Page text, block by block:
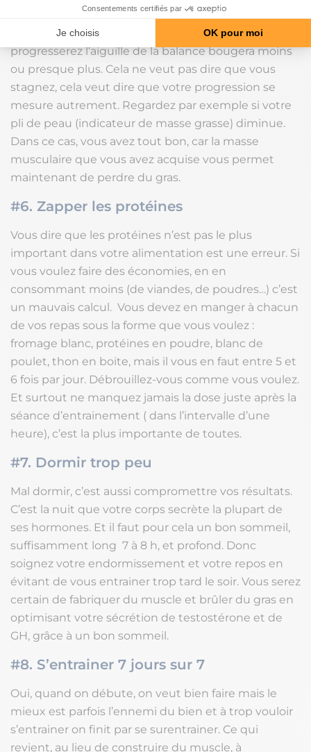
poids c’est bien au début parce que ça vous fait un
repère mais au fur et à mesure que vous
progresserez l’aiguille de la balance bougera moins
ou presque plus. Cela ne veut pas dire que vous
stagnez, cela veut dire que votre progression se
mesure autrement. Regardez par exemple si votre
pli de peau (indicateur de masse grasse) diminue.
Dans ce cas, vous avez tout bon, car la masse
musculaire que vous avez acquise vous permet
maintenant de perdre du gras.
#6. Zapper les protéines
Vous dire que les protéines n’est pas le plus
important dans votre alimentation est une erreur. Si
vous voulez faire des économies, en en
consommant moins (de viandes, de poudres…) c’est
un mauvais calcul. Vous devez en manger à chacun
de vos repas sous la forme que vous voulez :
fromage blanc, protéines en poudre, blanc de
poulet, thon en boite, mais il vous en faut entre 5 et
6 fois par jour. Débrouillez-vous comme vous voulez.
Et surtout ne manquez jamais la dose juste après la
séance d’entrainement ( dans l’intervalle d’une
heure), c’est la plus importante de toutes.
#7. Dormir trop peu
Mal dormir, c’est aussi compromettre vos résultats.
C’est la nuit que votre corps secrète la plupart de
ses hormones. Et il faut pour cela un bon sommeil,
suffisamment long 7 à 8 h, et profond. Donc
soignez votre endormissement et votre repos en
évitant de vous entrainer trop tard le soir. Vous serez
certain de fabriquer du muscle et brûler du gras en
optimisant votre sécrétion de testostérone et de
GH, grâce à un bon sommeil.
#8. S’entrainer 7 jours sur 7
Oui, quand on débute, on veut bien faire mais le
mieux est parfois l’ennemi du bien et à trop vouloir
s’entrainer on finit par se surentrainer. Ce qui
revient, au lieu de construire du muscle, à